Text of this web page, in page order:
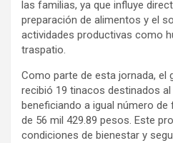
las familias, ya que influye
preparación de alimentos y el
actividades productivas como
traspatio.
Como parte de esta jornada, el
recibió 19 tinacos destinados
beneficiando a igual número
de 56 mil 429.89 pesos. Este
condiciones de bienestar y